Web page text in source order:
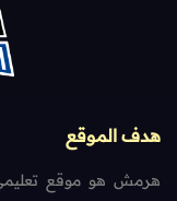
هدف الموقع
هرمش هو موقع تعليمي